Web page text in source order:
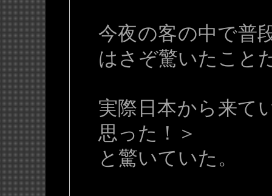
今夜の客の中で普
はさぞ驚いたこと
実際日本から来て
思った！＞
と驚いていた。